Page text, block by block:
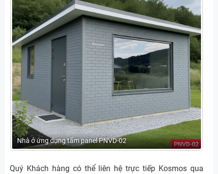
Nhà ở ứng dụng tấm panel PNVD-02
Quý Khách hàng có thể liên hệ trực tiếp Kosmos qua